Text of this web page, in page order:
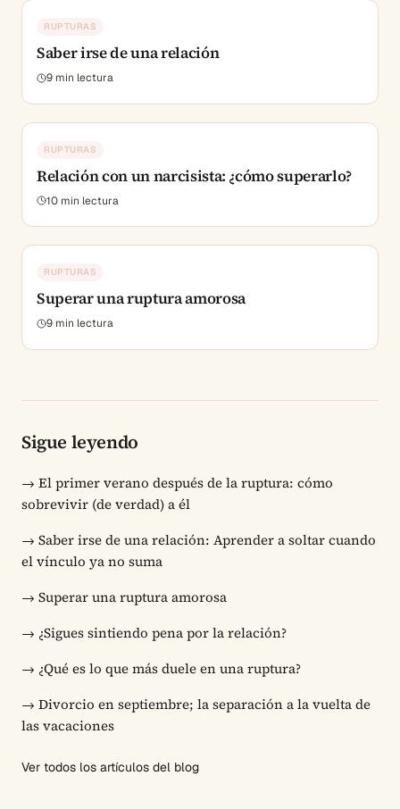
RUPTURAS
Saber irse de una relación
9 min lectura
RUPTURAS
Relación con un narcisista: ¿cómo superarlo?
10 min lectura
RUPTURAS
Superar una ruptura amorosa
9 min lectura
Sigue leyendo
→ El primer verano después de la ruptura: cómo
sobrevivir (de verdad) a él
→ Saber irse de una relación: Aprender a soltar cuando
el vínculo ya no suma
→ Superar una ruptura amorosa
→ ¿Sigues sintiendo pena por la relación?
→ ¿Qué es lo que más duele en una ruptura?
→ Divorcio en septiembre; la separación a la vuelta de
las vacaciones
Ver todos los artículos del blog